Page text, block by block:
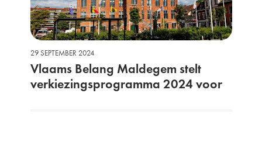
29 SEPTEMBER 2024
Vlaams Belang Maldegem stelt
verkiezingsprogramma 2024 voor